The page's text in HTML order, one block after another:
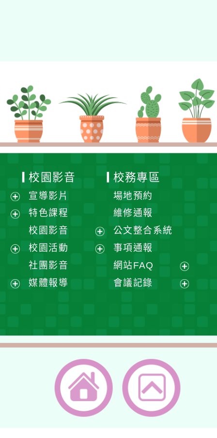
展
開
單
選
選
單
校園影音
宣導影片
特色課程
校園影音
展
校園活動
社團影音
媒體報導
校務專區
場地預約
維修通報
公文整合系統
事項通報
網站FAQ
展
開
會議記錄
單